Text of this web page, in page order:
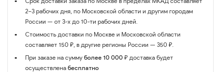
2–3 рабочих дня, по Московской области и другим городам
России — от 3-х до 10-ти рабочих дней.
Стоимость доставки по Москве и Московской области
составляет 150 ₽, в другие регионы России — 350 ₽.
При заказе на сумму более 10 000 ₽ доставка будет
осуществлена бесплатно